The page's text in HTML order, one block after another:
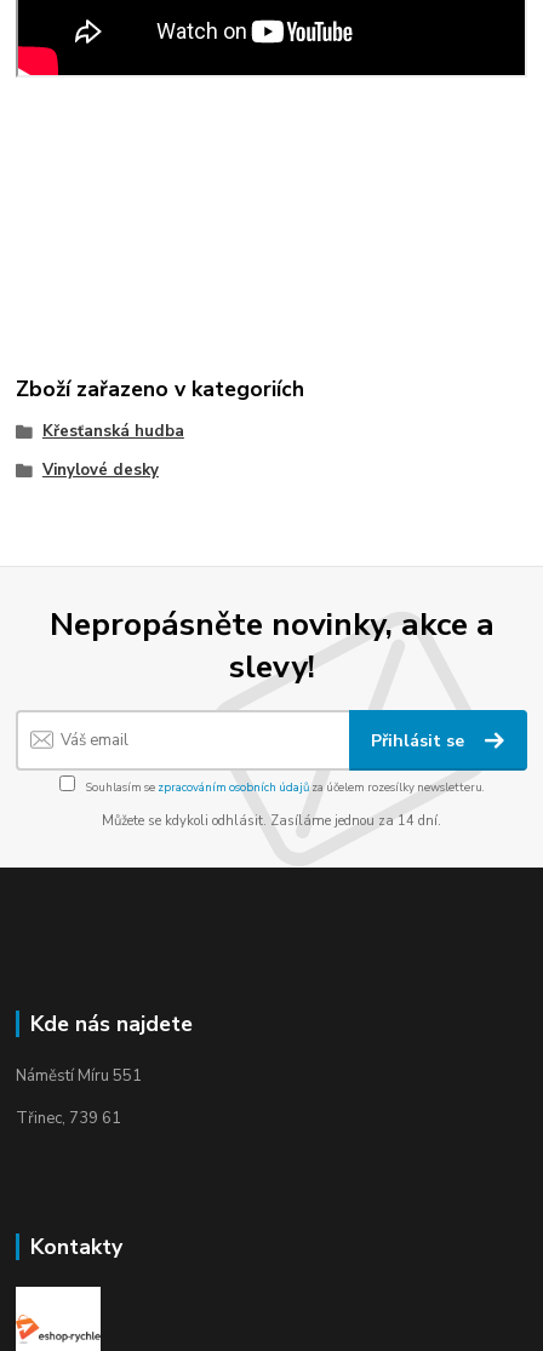
Zboží zařazeno v kategoriích
Křesťanská hudba
Vinylové desky
Nepropásněte novinky, akce a
slevy!
Přihlásit se
Souhlasím se zpracováním osobních údajůza účelem rozesílky newsletteru.
Můžete se kdykoli odhlásit. Zasíláme jednou za 14 dní.
Kde nás najdete
Náměstí Míru 551
Třinec, 739 61
Kontakty